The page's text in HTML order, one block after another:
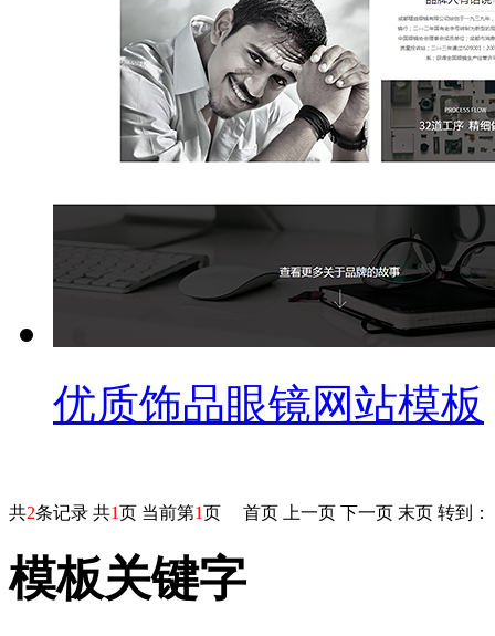
优质饰品眼镜网站模板
共2条记录 共1页 当前第1页 首页 上一页 下一页 末页 转到：
模板关键字